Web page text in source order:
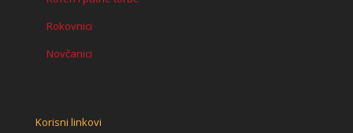
Rokovnici
Novčanici
Korisni linkovi